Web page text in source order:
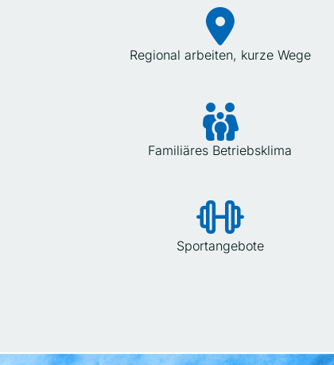
Regional arbeiten, kurze Wege
Familiäres Betriebsklima
Sportangebote